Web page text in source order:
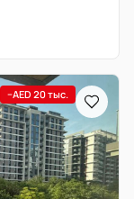
−AED 20 тыс.